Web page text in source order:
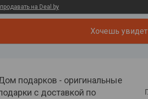
на Deal.by
Хочешь
подарков - оригинальные
с доставкой по